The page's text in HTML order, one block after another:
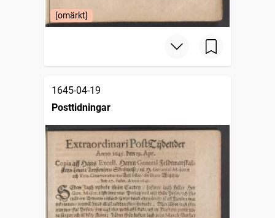
[omärkt]
1645-04-19
Posttidningar